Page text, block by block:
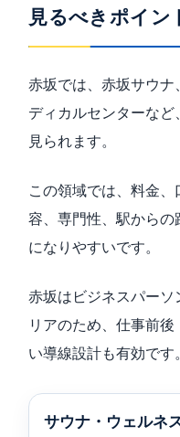
見るべきポイン
赤坂では、赤坂サウナ
ディカルセンターな
見られます。
この領域では、料金
容、専門性、駅から
になりやすいです。
赤坂はビジネスパー
リアのため、仕事前
い導線設計も有効です
サウナ・ウェルネ